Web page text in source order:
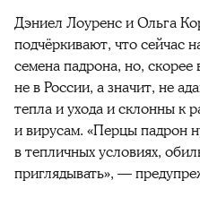
Дэниел Лоуренс и Ольга
подчёркивают, что сейчас
семена падрона, но,
не в России, а значит, не
тепла и ухода и склонны к
и вирусам. «Перцы падрон
в тепличных условиях,
приглядывать», —